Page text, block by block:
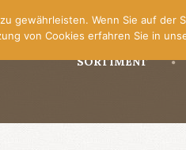
SORTIMENT
gewährleisten. Wenn Sie auf
von Cookies erfahren Sie in